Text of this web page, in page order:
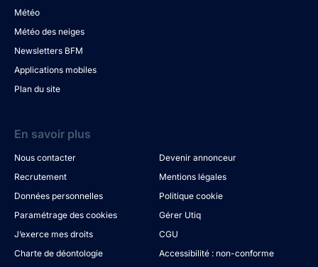
Météo
Météo des neiges
Newsletters BFM
Applications mobiles
Plan du site
En savoir plus
Nous contacter
Devenir annonceur
Recrutement
Mentions légales
Données personnelles
Politique cookie
Paramétrage des cookies
Gérer Utiq
J’exerce mes droits
CGU
Charte de déontologie
Accessibilité : non-conforme